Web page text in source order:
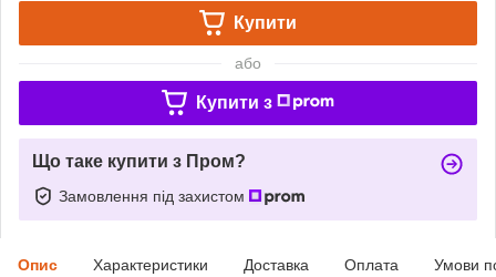
Купити
або
Купити з
Що таке купити з Пром?
Замовлення під захистом
Опис Характеристики Доставка Оплата Умови